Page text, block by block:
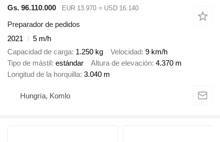
Gs. 96.110.000
EUR 13.970 ≈ USD 16.140
Preparador de pedidos
2021
5 m/h
Capacidad de carga 1.250 kg Velocidad 9 km/h
Tipo de mástil estándar Altura de elevación 4.370 m
Longitud de la horquilla 3.040 m
Hungría, Komlo